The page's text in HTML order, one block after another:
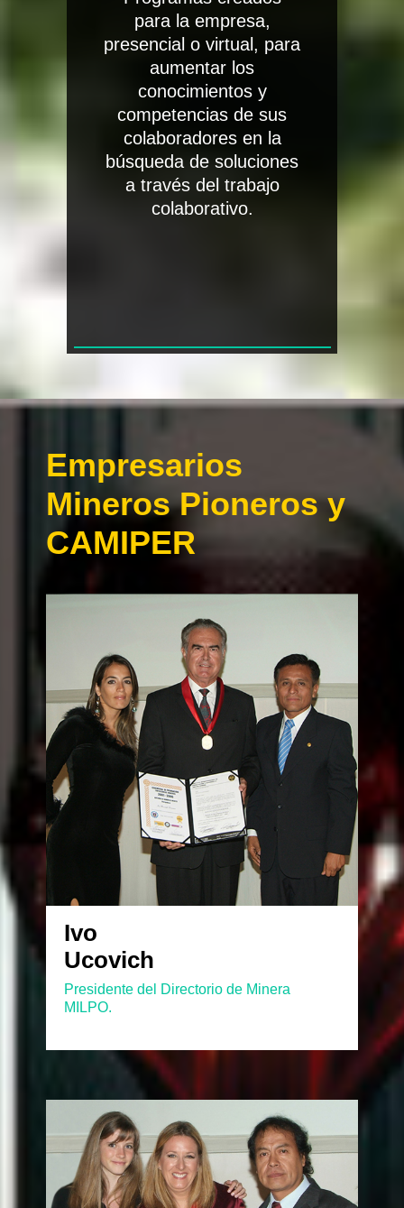
para la empresa,
presencial o virtual, para
aumentar los
conocimientos y
competencias de sus
colaboradores en la
búsqueda de soluciones
a través del trabajo
colaborativo.
Empresarios
Mineros Pioneros y
CAMIPER
Ivo
Ucovich
Presidente del Directorio de Minera
MILPO.